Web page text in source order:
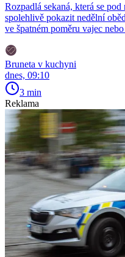
Rozpadlá sekaná, která se
spolehlivě pokazit nedělní
ve špatném poměru vajec
Bruneta v kuchyni
dnes, 09:10
3 min
Reklama